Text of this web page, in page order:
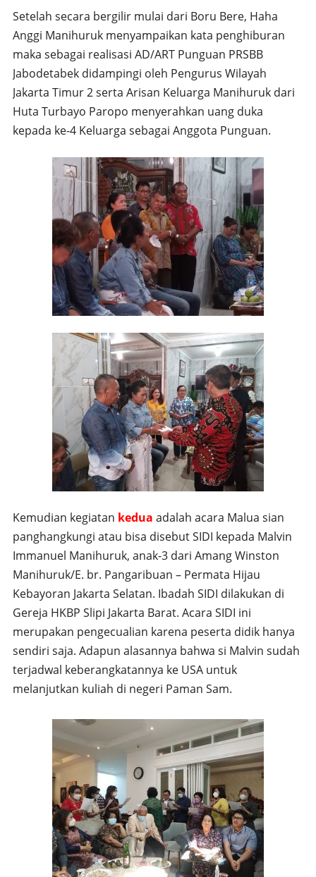
Setelah secara bergilir mulai dari Boru Bere, Haha
Anggi Manihuruk menyampaikan kata penghiburan
maka sebagai realisasi AD/ART Punguan PRSBB
Jabodetabek didampingi oleh Pengurus Wilayah
Jakarta Timur 2 serta Arisan Keluarga Manihuruk dari
Huta Turbayo Paropo menyerahkan uang duka
kepada ke-4 Keluarga sebagai Anggota Punguan.
Kemudian kegiatan kedua adalah acara Malua sian
panghangkungi atau bisa disebut SIDI kepada Malvin
Immanuel Manihuruk, anak-3 dari Amang Winston
Manihuruk/E. br. Pangaribuan – Permata Hijau
Kebayoran Jakarta Selatan. Ibadah SIDI dilakukan di
Gereja HKBP Slipi Jakarta Barat. Acara SIDI ini
merupakan pengecualian karena peserta didik hanya
sendiri saja. Adapun alasannya bahwa si Malvin sudah
terjadwal keberangkatannya ke USA untuk
melanjutkan kuliah di negeri Paman Sam.